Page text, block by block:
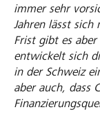
immer sehr
Jahren lässt
Frist gibt es
entwickelt sich
in der Schweiz
aber auch, dass